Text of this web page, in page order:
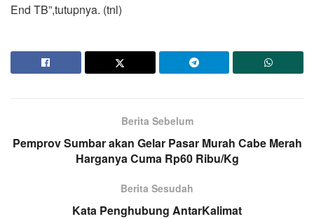
End TB”,tutupnya. (tnl)
Berita Sebelum
Pemprov Sumbar akan Gelar Pasar Murah Cabe Merah
Harganya Cuma Rp60 Ribu/Kg
Berita Sesudah
Kata Penghubung AntarKalimat